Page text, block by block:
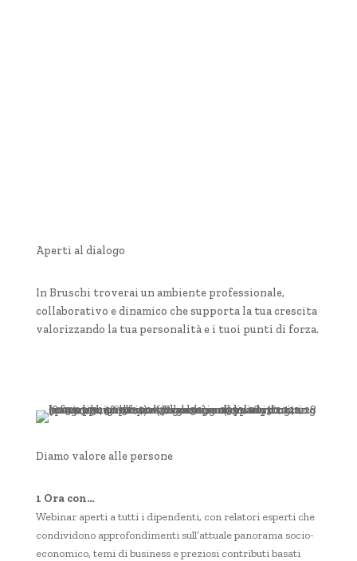
Aperti al dialogo
In Bruschi troverai un ambiente professionale,
collaborativo e dinamico che supporta la tua crescita
valorizzando la tua personalità e i tuoi punti di forza.
Diamo valore alle persone
1 Ora con…
Webinar aperti a tutti i dipendenti, con relatori esperti che
condividono approfondimenti sull’attuale panorama socio-
economico, temi di business e preziosi contributi basati